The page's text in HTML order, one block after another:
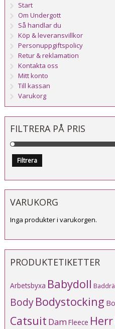
Start
Om Undergott
Så handlar du
Köp & leveransvillkor
Personuppgiftspolicy
Retur & reklamation
Kontakta oss
Mitt konto
Till kassan
Varukorg
FILTRERA PÅ PRIS
Filtrera
VARUKORG
Inga produkter i varukorgen.
PRODUKTETIKETTER
Arbetsbyxa Babydoll
BodyBodystocking
Catsuit Dam Fleece Herr